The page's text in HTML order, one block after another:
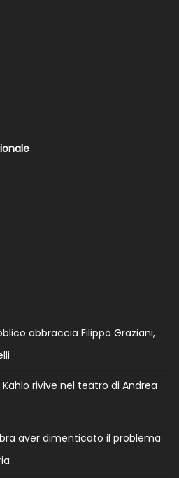
abbraccia Filippo Graziani,
Kahlo rivive nel teatro di Andrea
aver dimenticato il problema